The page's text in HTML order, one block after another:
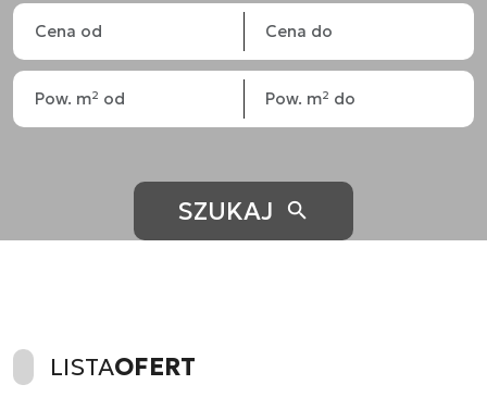
SZUKAJ
LISTAOFERT